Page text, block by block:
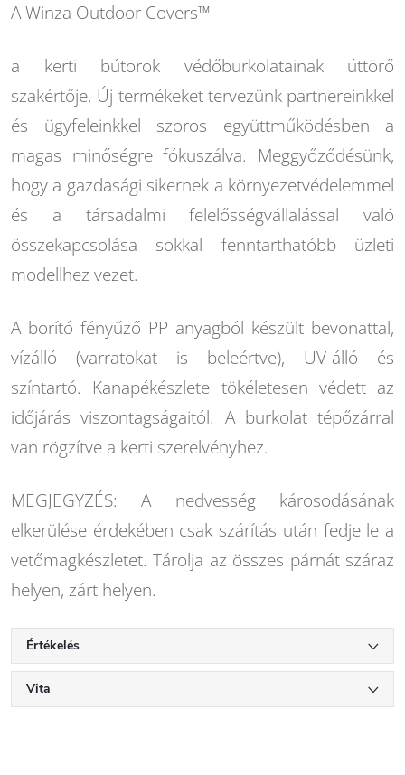
A Winza Outdoor Covers™
a kerti bútorok védőburkolatainak úttörő
szakértője. Új termékeket tervezünk partnereinkkel
és ügyfeleinkkel szoros együttműködésben a
magas minőségre fókuszálva. Meggyőződésünk,
hogy a gazdasági sikernek a környezetvédelemmel
és a társadalmi felelősségvállalással való
összekapcsolása sokkal fenntarthatóbb üzleti
modellhez vezet.
A borító fényűző PP anyagból készült bevonattal,
vízálló (varratokat is beleértve), UV-álló és
színtartó. Kanapékészlete tökéletesen védett az
időjárás viszontagságaitól. A burkolat tépőzárral
van rögzítve a kerti szerelvényhez.
MEGJEGYZÉS: A nedvesség károsodásának
elkerülése érdekében csak szárítás után fedje le a
vetőmagkészletet. Tárolja az összes párnát száraz
helyen, zárt helyen.
Értékelés
Vita